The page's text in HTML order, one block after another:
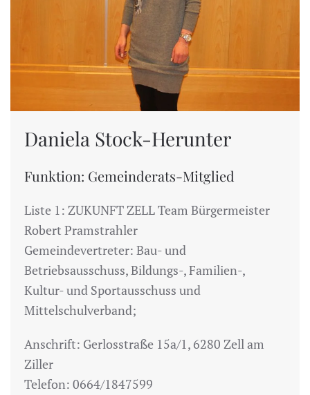
Daniela Stock-Herunter
Funktion: Gemeinderats-Mitglied
Liste 1: ZUKUNFT ZELL Team Bürgermeister
Robert Pramstrahler
Gemeindevertreter: Bau- und
Betriebsausschuss, Bildungs-, Familien-,
Kultur- und Sportausschuss und
Mittelschulverband;
Anschrift: Gerlosstraße 15a/1, 6280 Zell am
Ziller
Telefon: 0664/1847599